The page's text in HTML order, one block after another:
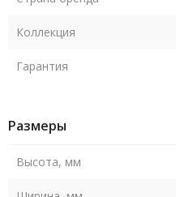
Коллекция
Гарантия
Размеры
Высота, мм